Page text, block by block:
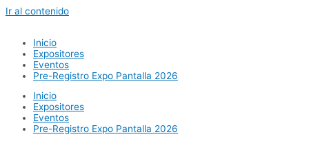
Ir al contenido
Inicio
Expositores
Eventos
Pre-Registro Expo Pantalla 2026
Inicio
Expositores
Eventos
Pre-Registro Expo Pantalla 2026